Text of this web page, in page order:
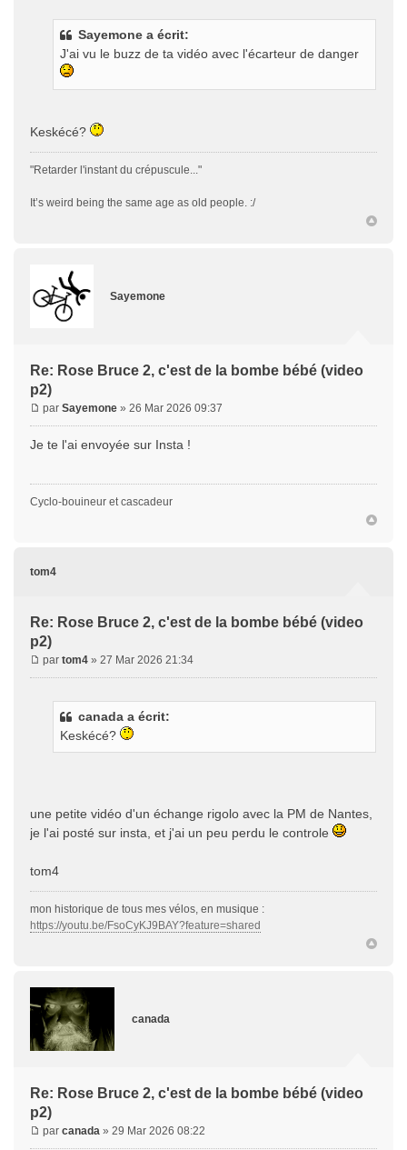
Sayemone a écrit:
J'ai vu le buzz de ta vidéo avec l'écarteur de danger
Keskécé?
"Retarder l'instant du crépuscule..."
It’s weird being the same age as old people. :/
Sayemone
Re: Rose Bruce 2, c'est de la bombe bébé (video
p2)
par Sayemone » 26 Mar 2026 09:37
Je te l'ai envoyée sur Insta !
Cyclo-bouineur et cascadeur
tom4
Re: Rose Bruce 2, c'est de la bombe bébé (video
p2)
par tom4 » 27 Mar 2026 21:34
canada a écrit:
Keskécé?
une petite vidéo d'un échange rigolo avec la PM de Nantes,
je l'ai posté sur insta, et j'ai un peu perdu le controle
tom4
mon historique de tous mes vélos, en musique :
https://youtu.be/FsoCyKJ9BAY?feature=shared
canada
Re: Rose Bruce 2, c'est de la bombe bébé (video
p2)
par canada » 29 Mar 2026 08:22